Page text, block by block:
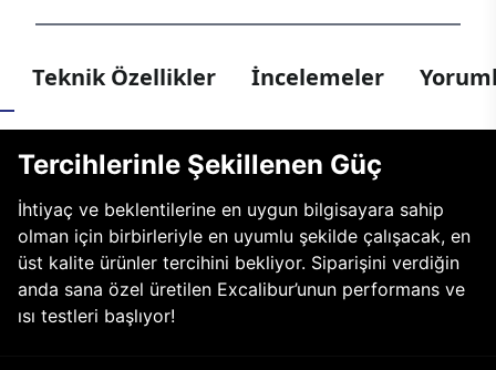
Teknik Özellikler İncelemeler
Tercihlerinle Şekillenen Güç
İhtiyaç ve beklentilerine en uygun bilgisayara sahip
olman için birbirleriyle en uyumlu şekilde çalışacak, en
üst kalite ürünler tercihini bekliyor. Siparişini verdiğin
anda sana özel üretilen Excalibur’unun performans ve
ısı testleri başlıyor!